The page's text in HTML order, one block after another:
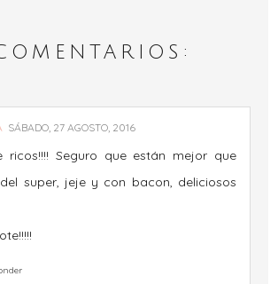
SÁBADO, 27 AGOSTO, 2016
ricos!!!! Seguro que están mejor que
super, jeje y con bacon, deliciosos